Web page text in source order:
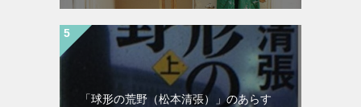
「球形の荒野（松本清張）」のあらす